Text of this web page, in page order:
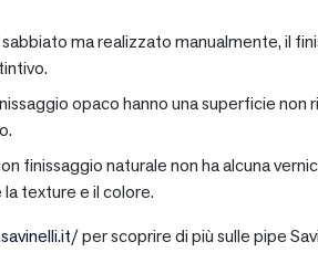
sabbiato ma realizzato manualmente, il
opaco hanno una superficie
finissaggio naturale non ha alcuna
texture e il colore.
per scoprire di più sulle pipe